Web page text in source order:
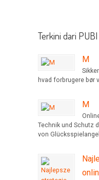
Terkini dari
M
hvad forbrugere bør
M
Technik und Schutz
von